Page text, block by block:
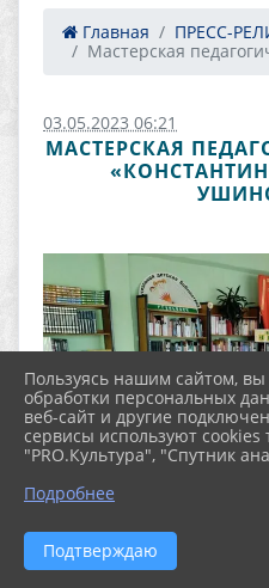
Главная
ПРЕСС-
Мастерская
03.05.2023 06:21
МАСТЕРСКАЯ
Пользуясь нашим сайтом, вы
обработки персональных
веб-сайт и другие
сервисы используют cookies
"PRO.Культура", "Спутник
Подробнее
Подтверждаю